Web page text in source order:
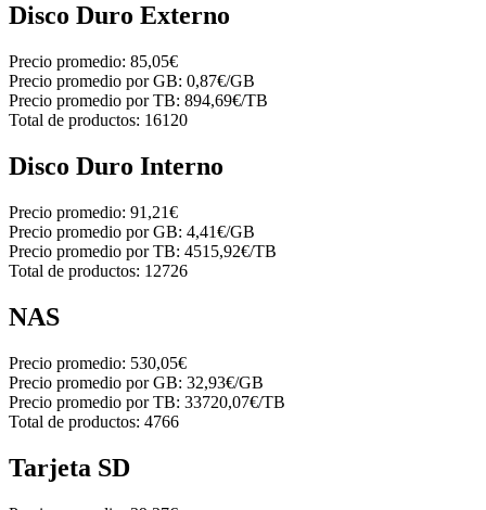
Disco Duro Externo
Precio promedio: 85,05€
Precio promedio por GB: 0,87€/GB
Precio promedio por TB: 894,69€/TB
Total de productos: 16120
Disco Duro Interno
Precio promedio: 91,21€
Precio promedio por GB: 4,41€/GB
Precio promedio por TB: 4515,92€/TB
Total de productos: 12726
NAS
Precio promedio: 530,05€
Precio promedio por GB: 32,93€/GB
Precio promedio por TB: 33720,07€/TB
Total de productos: 4766
Tarjeta SD